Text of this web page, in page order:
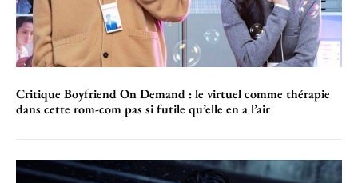
Critique Boyfriend On Demand : le virtuel comme thérapie
dans cette rom-com pas si futile qu’elle en a l’air